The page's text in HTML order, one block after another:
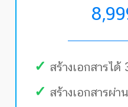
✓ สร้างเอกสารไ
✓ สร้างเอกสารผ่